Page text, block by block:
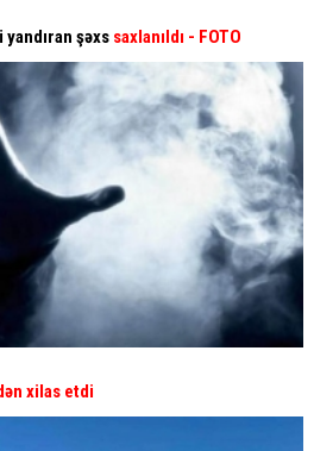
şəxs saxlanıldı - FOTO
xilas etdi